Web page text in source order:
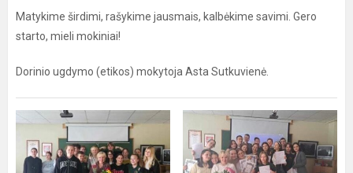
Matykime širdimi, rašykime jausmais, kalbėkime savimi. Gero
starto, mieli mokiniai!
Dorinio ugdymo (etikos) mokytoja Asta Sutkuvienė.